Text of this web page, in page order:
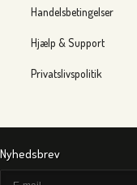
Handelsbetingelser
Hjælp & Support
Privatslivspolitik
Nyhedsbrev